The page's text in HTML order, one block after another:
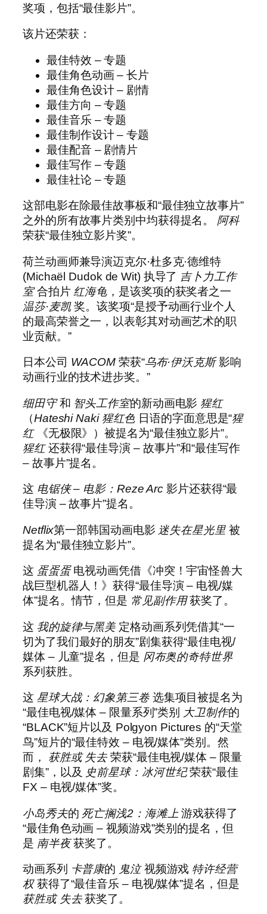
奖项，包括“最佳影片”。
该片还荣获：
最佳特效 – 专题
最佳角色动画 – 长片
最佳角色设计 – 剧情
最佳方向 – 专题
最佳音乐 – 专题
最佳制作设计 – 专题
最佳配音 – 剧情片
最佳写作 – 专题
最佳社论 – 专题
这部电影在除最佳故事板和“最佳独立故事片”
之外的所有故事片类别中均获得提名。 阿科
荣获“最佳独立影片奖”。
荷兰动画师兼导演迈克尔·杜多克·德维特
(Michaël Dudok de Wit) 执导了 吉卜力工作
室合拍片 红海龟 ，是该奖项的获奖者之一
温莎·麦凯奖。该奖项“是授予动画行业个人
的最高荣誉之一，以表彰其对动画艺术的职
业贡献。”
日本公司 WACOM 荣获“乌布·伊沃克斯影响
动画行业的技术进步奖。”
细田守和 智头工作室的新动画电影 猩红
（Hateshi Naki 猩红色 日语的字面意思是“猩
红《无极限》）被提名为“最佳独立影片”。
猩红还获得“最佳导演 – 故事片”和“最佳写作
– 故事片”提名。
这 电锯侠 – 电影：Reze Arc 影片还获得“最
佳导演 – 故事片”提名。
Netflix第一部韩国动画电影 迷失在星光里被
提名为“最佳独立影片”。
这 蛋蛋蛋电视动画凭借《冲突！宇宙怪兽大
战巨型机器人！》获得“最佳导演 – 电视/媒
体”提名。情节，但是 常见副作用获奖了。
这 我的旋律与黑美定格动画系列凭借其“一
切为了我们最好的朋友”剧集获得“最佳电视/
媒体 – 儿童”提名，但是 冈布奥的奇特世界
系列获胜。
这 星球大战：幻象第三卷选集项目被提名为
“最佳电视/媒体 – 限量系列”类别
大卫制作的
“BLACK”短片以及 Polgyon Pictures 的“天堂
鸟”短片的“最佳特效 – 电视/媒体”类别。然
而， 获胜或失去荣获“最佳电视/媒体 – 限量
剧集”，以及 史前星球：冰河世纪荣获“最佳
FX – 电视/媒体”奖。
小岛秀夫的 死亡搁浅2：海滩上游戏获得了
“最佳角色动画 – 视频游戏”类别的提名，但
是 南半夜获奖了。
动画系列 卡普康的 鬼泣视频游戏 特许经营
权获得了“最佳音乐 – 电视/媒体”提名，但是
获胜或 失去获奖了。